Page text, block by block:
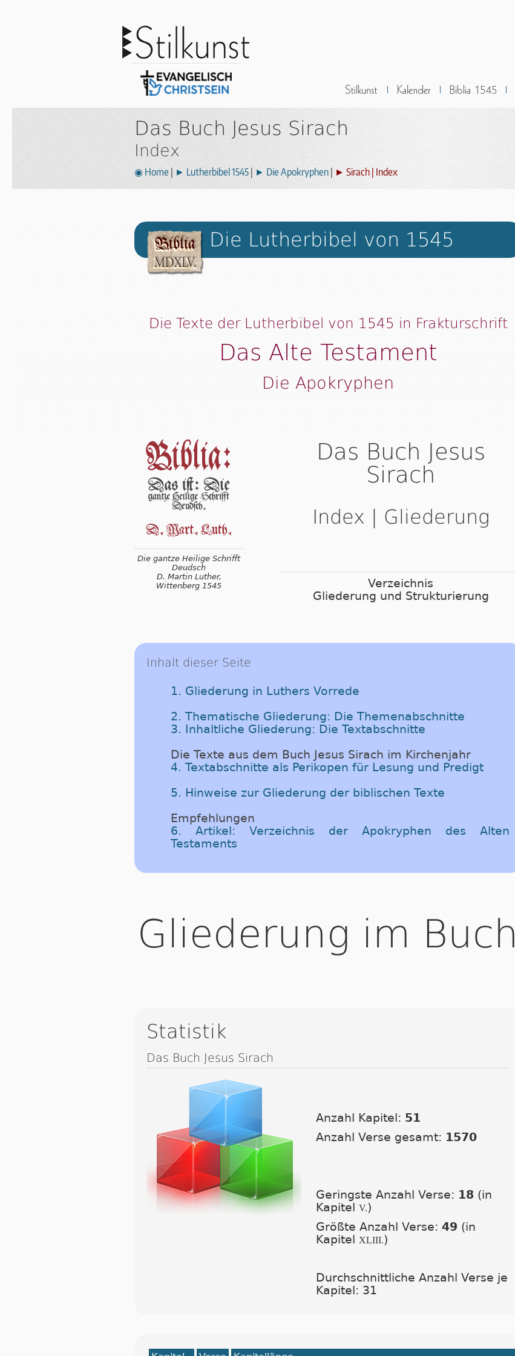
Das Buch Jesus Sirach
Index
◉ Home ► Lutherbibel 1545 ► Die Apokryphen ► Sirach | Index
Die Lutherbibel von 1545
Die Texte der Lutherbibel von 1545 in Frakturschrift
Das Alte Testament
Die Apokryphen
Die gantze Heilige Schrifft
Deudsch
D. Martin Luther,
Wittenberg 1545
Das Buch Jesus
Sirach
Index | Gliederung
Verzeichnis
Gliederung und Strukturierung
Inhalt dieser Seite
1. Gliederung in Luthers Vorrede
2. Thematische Gliederung: Die Themenabschnitte
3. Inhaltliche Gliederung: Die Textabschnitte
Die Texte aus dem Buch Jesus Sirach im Kirchenjahr
4. Textabschnitte als Perikopen für Lesung und Predigt
5. Hinweise zur Gliederung der biblischen Texte
Empfehlungen
6. Artikel: Verzeichnis der Apokryphen des Alten
Testaments
Gliederung im Buch
Statistik
Das Buch Jesus Sirach
Anzahl Kapitel: 51
Anzahl Verse gesamt: 1570
Geringste Anzahl Verse: 18 (in
Kapitel
V.)
Größte Anzahl Verse: 49 (in
Kapitel XLIII.)
Durchschnittliche Anzahl Verse je
Kapitel: 31